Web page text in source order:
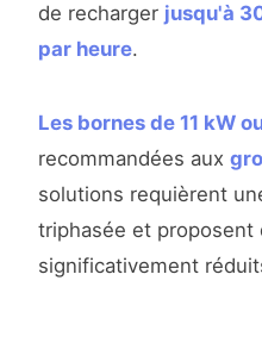
de recharger jusqu'à
par heure.
Les bornes de 11 kW
recommandées aux
solutions requièrent
triphasée et proposent
significativement